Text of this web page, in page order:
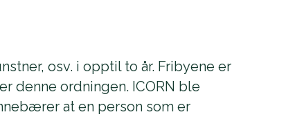
osv. i opptil to år. Fribyene er
denne ordningen. ICORN ble
at en person som er